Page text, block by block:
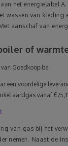
aan het energielabel
wassen van
aanschaf van
of
Goedkoop.be
een voordelige
aardgas vanaf
van gas bij het
nemen. Naast de